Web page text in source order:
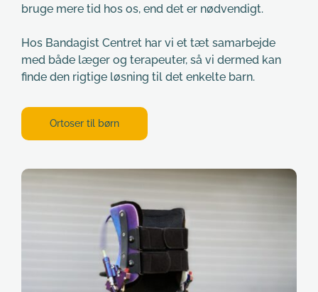
bruge mere tid hos os, end det er nødvendigt.
Hos Bandagist Centret har vi et tæt samarbejde
med både læger og terapeuter, så vi dermed kan
finde den rigtige løsning til det enkelte barn.
Ortoser til børn